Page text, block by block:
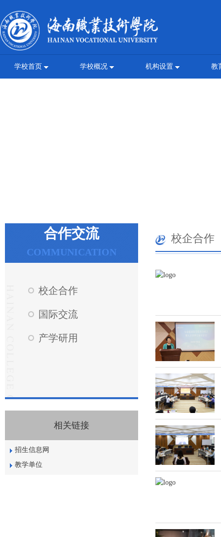
学校首页 学校概况 机构设置 教
合作交流
COMMUNICATION
校企合作
国际交流
产学研用
相关链接
招生信息网
教学单位
校企合作